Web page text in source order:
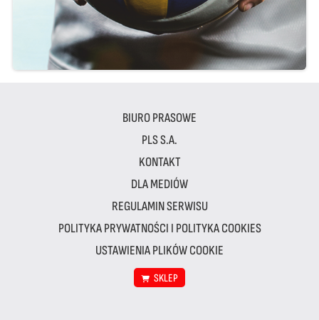
BIURO PRASOWE
PLS S.A.
KONTAKT
DLA MEDIÓW
REGULAMIN SERWISU
POLITYKA PRYWATNOŚCI I POLITYKA COOKIES
USTAWIENIA PLIKÓW COOKIE
SKLEP